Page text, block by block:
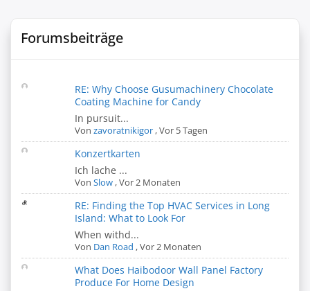
Forumsbeiträge
RE: Why Choose Gusumachinery Chocolate
Coating Machine for Candy
In pursuit...
Vonzavoratnikigor ,Vor 5 Tagen
Konzertkarten
Ich lache ...
VonSlow ,Vor 2 Monaten
RE: Finding the Top HVAC Services in Long
Island: What to Look For
When withd...
Von Dan Road ,Vor 2 Monaten
What Does Haibodoor Wall Panel Factory
Produce For Home Design